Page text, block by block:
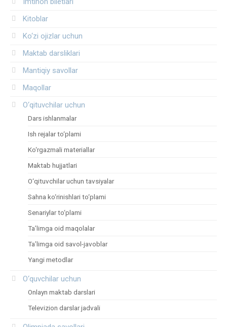
Kitoblar
Ko‘zi ojizlar uchun
Maktab darsliklari
Mantiqiy savollar
Maqollar
O‘qituvchilar uchun
Dars ishlanmalar
Ish rejalar to‘plami
Ko‘rgazmali materiallar
Maktab hujjatlari
O‘qituvchilar uchun tavsiyalar
Sahna ko‘rinishlari to‘plami
Senariylar to‘plami
Ta’limga oid maqolalar
Ta’limga oid savol-javoblar
Yangi metodlar
O‘quvchilar uchun
Onlayn maktab darslari
Televizion darslar jadvali